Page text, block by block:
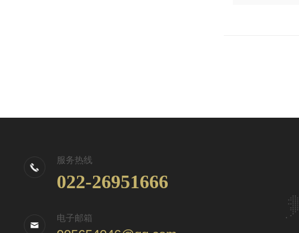
服务热线
022-26951666
电子邮箱